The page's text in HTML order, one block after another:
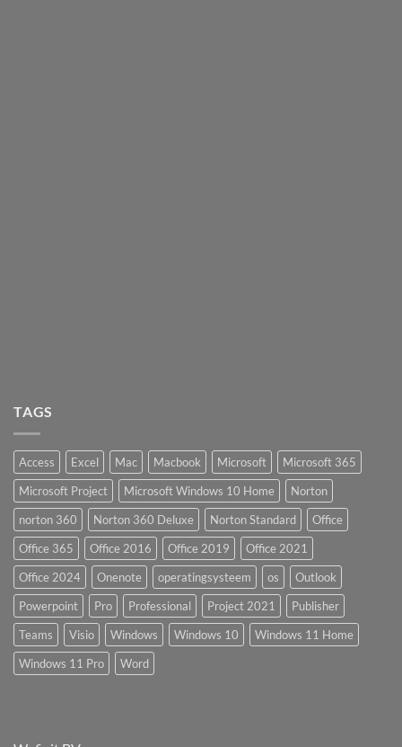
TAGS
Access Excel Mac Macbook Microsoft
Microsoft 365
Microsoft Project
Microsoft Windows 10 Home
Norton
norton 360
Norton 360 Deluxe Norton Standard
Office
Office 365
Office 2016 Office 2019
Office 2021
Office 2024
Onenote operatingsysteem os
Outlook
Powerpoint
Pro Professional Project 2021
Publisher
Teams
Visio Windows Windows 10
Windows 11 Home
Windows 11 Pro
Word